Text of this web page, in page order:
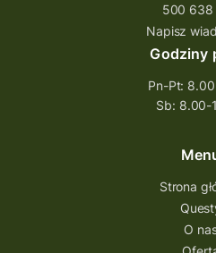
500 638
Napisz
Godziny
Pn-Pt:
Sb: 8.00-
Strona
O